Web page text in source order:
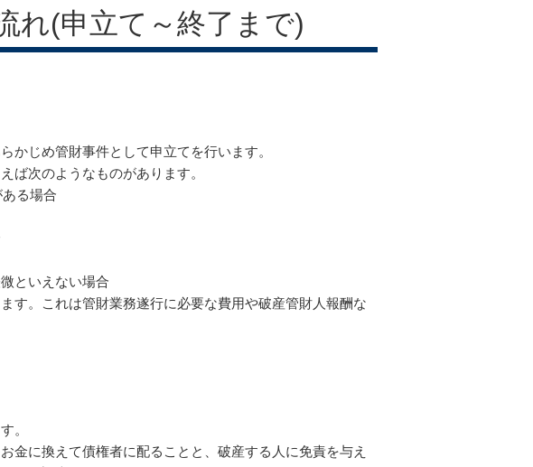
れ(申立て～終了まで)
かじめ管財事件として申立てを行います。
ば次のようなものがあります。
る場合
といえない場合
す。これは管財業務遂行に必要な費用や破産管財人報酬な
。
金に換えて債権者に配ることと、破産する人に免責を与え